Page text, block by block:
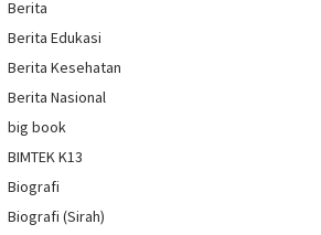
Berita
Berita Edukasi
Berita Kesehatan
Berita Nasional
big book
BIMTEK K13
Biografi
Biografi (Sirah)